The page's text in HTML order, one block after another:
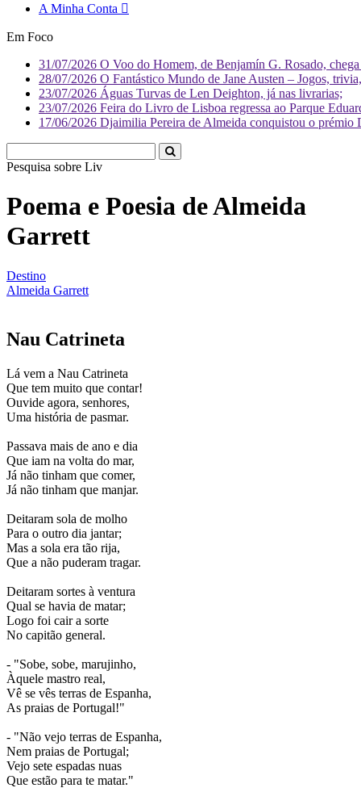
A Minha Conta
Em Foco
31/07/2026 O Voo do Homem, de Benjamín G. Rosado,
28/07/2026 O Fantástico Mundo de Jane Austen – Jogos,
23/07/2026 Águas Turvas de Len Deighton, já nas livrarias;
23/07/2026 Feira do Livro de Lisboa regressa ao Parque
17/06/2026 Djaimilia Pereira de Almeida conquistou o
Pesquisa sobre Literatura
Poema e Poesia de Almeida
Garrett
Destino
Almeida Garrett
Nau Catrineta
Lá vem a Nau Catrineta
Que tem muito que contar!
Ouvide agora, senhores,
Uma história de pasmar.
Passava mais de ano e dia
Que iam na volta do mar,
Já não tinham que comer,
Já não tinham que manjar.
Deitaram sola de molho
Para o outro dia jantar;
Mas a sola era tão rija,
Que a não puderam tragar.
Deitaram sortes à ventura
Qual se havia de matar;
Logo foi cair a sorte
No capitão general.
- "Sobe, sobe, marujinho,
Àquele mastro real,
Vê se vês terras de Espanha,
As praias de Portugal!"
- "Não vejo terras de Espanha,
Nem praias de Portugal;
Vejo sete espadas nuas
Que estão para te matar."